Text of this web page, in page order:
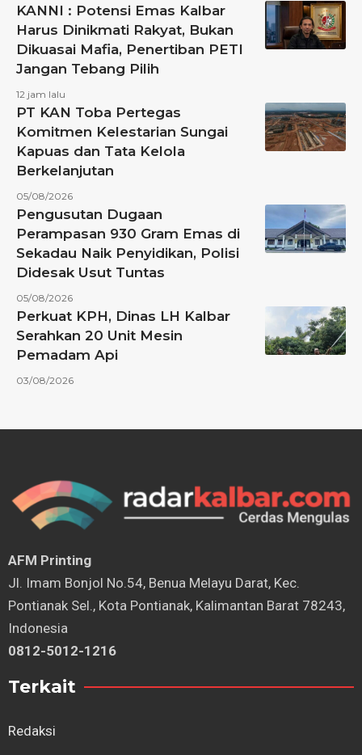
KANNI : Potensi Emas Kalbar
Harus Dinikmati Rakyat, Bukan
Dikuasai Mafia, Penertiban PETI
Jangan Tebang Pilih
12 jam lalu
PT KAN Toba Pertegas
Komitmen Kelestarian Sungai
Kapuas dan Tata Kelola
Berkelanjutan
05/08/2026
Pengusutan Dugaan
Perampasan 930 Gram Emas di
Sekadau Naik Penyidikan, Polisi
Didesak Usut Tuntas
05/08/2026
Perkuat KPH, Dinas LH Kalbar
Serahkan 20 Unit Mesin
Pemadam Api
03/08/2026
AFM Printing
⁠Jl. Imam Bonjol No.54, Benua Melayu Darat, Kec.
Pontianak Sel., Kota Pontianak, Kalimantan Barat 78243,
Indonesia
0812-5012-1216
Terkait
Redaksi